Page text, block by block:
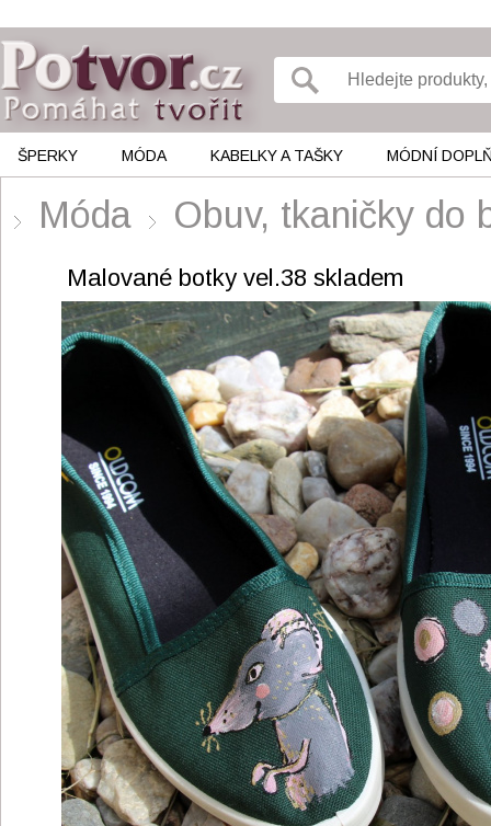
ŠPERKY MÓDA KABELKY A TAŠKY MÓDNÍ
Móda Obuv, tkaničky do
Malované botky vel.38 skladem